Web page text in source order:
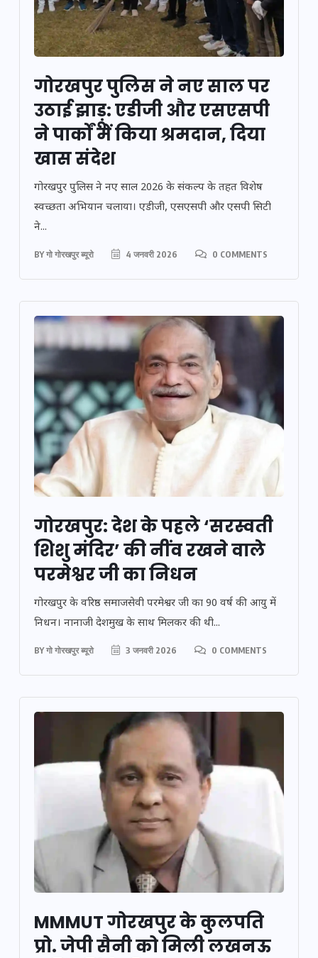
गोरखपुर पुलिस ने नए साल पर
उठाई झाड़ू: एडीजी और एसएसपी
ने पार्कों में किया श्रमदान, दिया
खास संदेश
गोरखपुर पुलिस ने नए साल 2026 के संकल्प के तहत विशेष
स्वच्छता अभियान चलाया। एडीजी, एसएसपी और एसपी सिटी
ने...
BYगो गोरखपुर ब्यूरो 4 जनवरी 2026 0 COMMENTS
गोरखपुर: देश के पहले ‘सरस्वती
शिशु मंदिर’ की नींव रखने वाले
परमेश्वर जी का निधन
गोरखपुर के वरिष्ठ समाजसेवी परमेश्वर जी का 90 वर्ष की आयु में
निधन। नानाजी देशमुख के साथ मिलकर की थी...
BYगो गोरखपुर ब्यूरो 3 जनवरी 2026 0 COMMENTS
MMMUT गोरखपुर के कुलपति
प्रो. जेपी सैनी को मिली लखनऊ